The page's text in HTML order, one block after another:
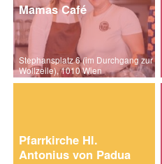
Mamas Café
Stephansplatz 6 (im Durchgang zur
Wollzeile), 1010 Wien
Pfarrkirche Hl.
Antonius von Padua